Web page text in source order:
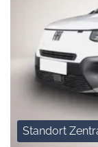
Standort